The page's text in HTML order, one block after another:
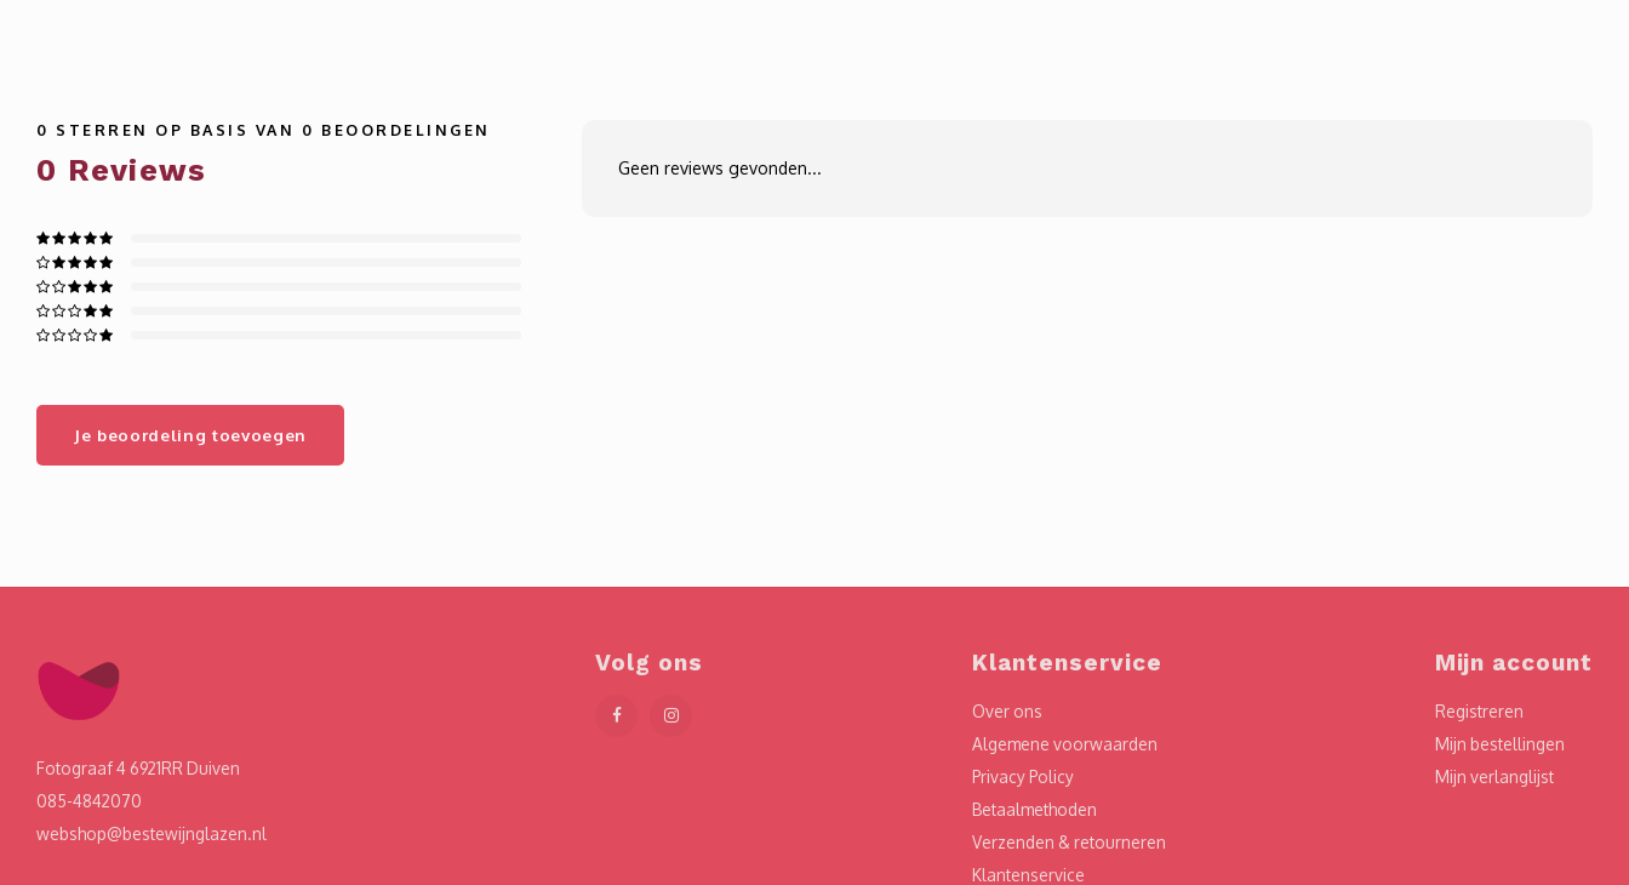
0 STERREN OP BASIS VAN 0 BEOORDELINGEN
0 Reviews
Je beoordeling toevoegen
Geen reviews gevonden...
Fotograaf 4 6921RR Duiven
085-4842070
webshop@bestewijnglazen.nl
Volg ons Klantenservice
Over ons
Algemene voorwaarden
Privacy Policy
Betaalmethoden
Verzenden & retourneren
Klantenservice
Mijn account
Registreren
Mijn bestellingen
Mijn verlanglijst